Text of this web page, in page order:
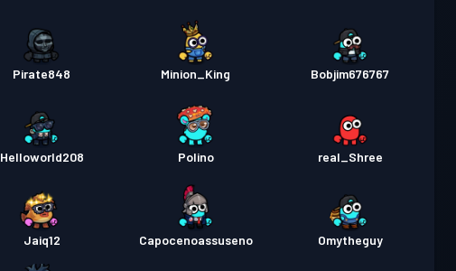
Pirate848 Minion_King Bobjim676767
Helloworld208 Polino real_Shree
Jaiq12 Capocenoassuseno Omytheguy